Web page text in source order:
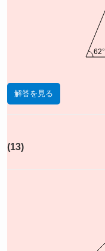
62°
解答を見る
(13)